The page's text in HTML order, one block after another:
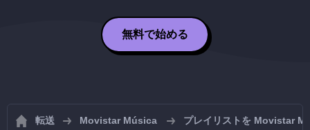
無料で始める
転送 Movistar Música プレイリストを Movistar